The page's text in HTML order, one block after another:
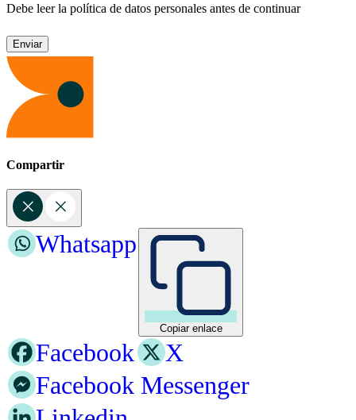
Debe leer la política de datos personales antes de continuar
Compartir
Copiar enlace
Whatsapp
Facebook
X
Facebook Messenger